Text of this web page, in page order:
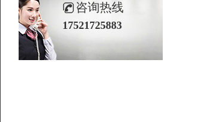
咨询热线
17521725883